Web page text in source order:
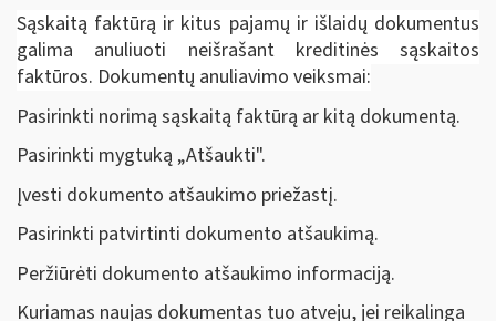
Sąskaitą faktūrą ir kitus pajamų ir išlaidų dokumentus
galima anuliuoti neišrašant kreditinės sąskaitos
faktūros. Dokumentų anuliavimo veiksmai:
Pasirinkti norimą sąskaitą faktūrą ar kitą dokumentą.
Pasirinkti mygtuką „Atšaukti".
Įvesti dokumento atšaukimo priežastį.
Pasirinkti patvirtinti dokumento atšaukimą.
Peržiūrėti dokumento atšaukimo informaciją.
Kuriamas naujas dokumentas tuo atveju, jei reikalinga